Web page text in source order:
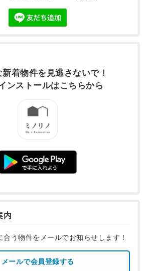
新着物件を 見逃さないで！
ンストールはこちらから
内
合う物件をメールでお知らせします！
メールで会員登録する